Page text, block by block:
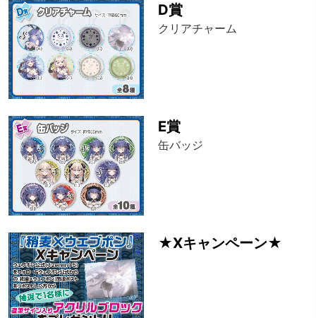
D賞
クリアチャーム
E賞
缶バッジ
★Xキャンペーン★